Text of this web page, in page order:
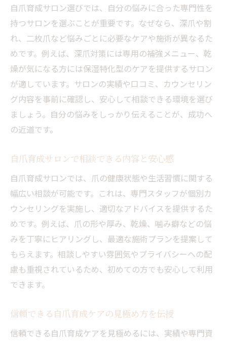
自爪育成サロン選びでは、自分の悩みに合った専門性を
持つサロンを選ぶことが重要です。なぜなら、深爪や割
れ、二枚爪など悩みごとに必要なケアや施術が異なるた
めです。例えば、深爪対策には専用の補強メニュー、乾
燥が気になる方には保湿特化型のケアを提供するサロン
が適しています。サロンの実績や口コミ、カウンセリン
グ内容を事前に確認し、安心して相談できる環境を選び
ましょう。自分の悩みをしっかり伝えることが、成功へ
の近道です。
自爪育成サロンで相談できる内容と安心感
自爪育成サロンでは、爪の健康状態や生活習慣に関する
幅広い相談が可能です。これは、専門スタッフが個別カ
ウンセリングを実施し、適切なアドバイスを提供するた
めです。例えば、爪の形や厚み、乾燥、噛み癖などの悩
みを丁寧にヒアリングし、最適な施術プランを提案して
もらえます。相談しやすい雰囲気やプライバシーへの配
慮も重視されているため、初めての方でも安心して利用
できます。
信頼できる自爪育成ケアの見極め方を伝授
信頼できる自爪育成ケアを見極めるには、実績や専門資